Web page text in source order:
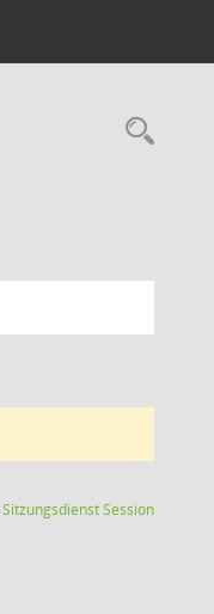
SitzungsdienstSession(Wird in